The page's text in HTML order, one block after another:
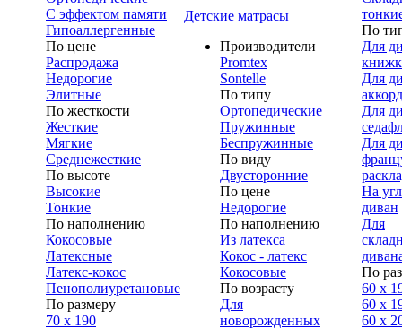
С эффектом памяти
Гипоаллергенные
По цене
Распродажа
Недорогие
Элитные
По жесткости
Жесткие
Мягкие
Среднежесткие
По высоте
Высокие
Тонкие
По наполнению
Кокосовые
Латексные
Латекс-кокос
Пенополиуретановые
По размеру
70 х 190
Детские матрасы
Производители
Promtex
Sontelle
По типу
Ортопедические
Пружинные
Беспружинные
По виду
Двусторонние
По цене
Недорогие
По наполнению
Из латекса
Кокос - латекс
Кокосовые
По возрасту
Для
новорожденных
По
Для
Для
Для
Для
На
диван
Для
По
60 х
60 х
60 х